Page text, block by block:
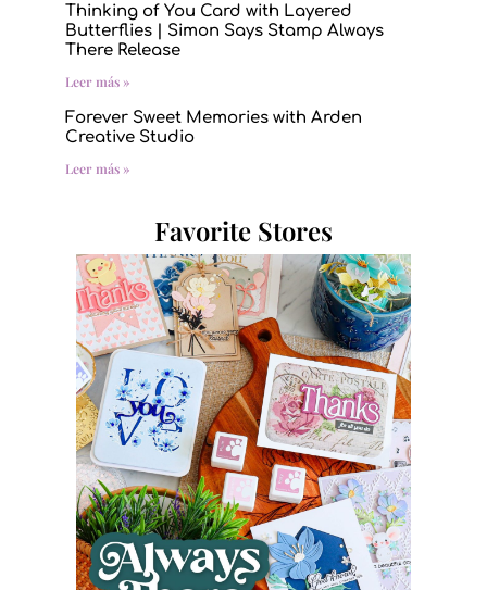
Thinking of You Card with Layered
Butterflies | Simon Says Stamp Always
There Release
Leer más »
Forever Sweet Memories with Arden
Creative Studio
Leer más »
Favorite Stores